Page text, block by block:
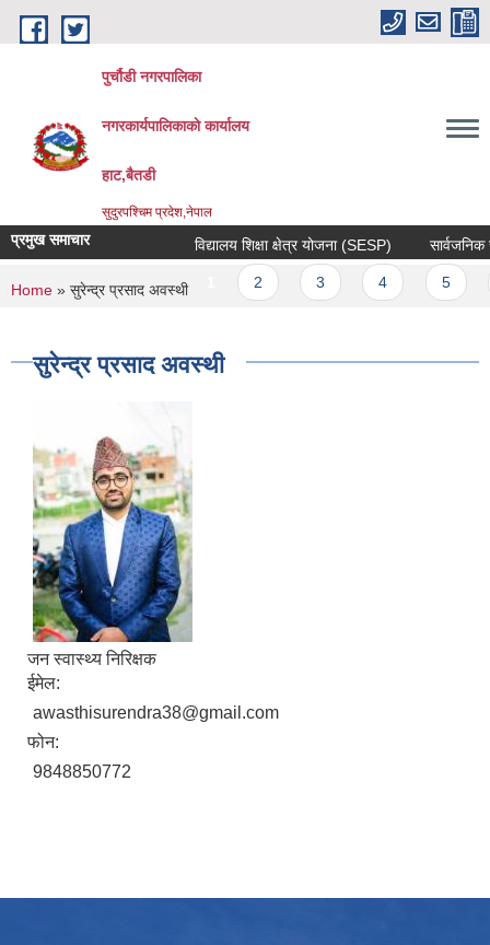
Skip to main content
पुर्चौडी नगरपालिका
नगरकार्यपालिकाकाे कार्यालय
हाट,बैतडी
सुदुरपश्चिम प्रदेश,नेपाल
प्रमुख समाचार विद्यालय शिक्षा क्षेत्र योजना (SESP) सार्वजनिक
Pages
You are here
Home » सुरेन्द्र प्रसाद अवस्थी
सुरेन्द्र प्रसाद अवस्थी
जन स्वास्थ्य निरिक्षक
ईमेल:
awasthisurendra38@gmail.com
फोन:
9848850772